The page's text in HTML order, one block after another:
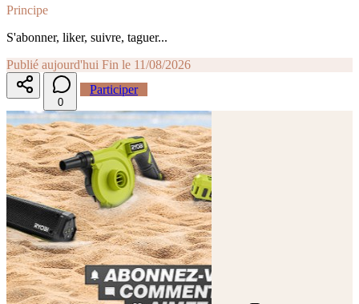
Principe
S'abonner, liker, suivre, taguer...
Publié aujourd'hui Fin le 11/08/2026
0
Participer